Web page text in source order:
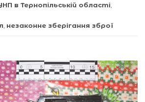
в Тернопільській області
незаконне зберігання зброї